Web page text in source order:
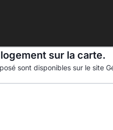
sur la carte.
sont disponibles sur le site